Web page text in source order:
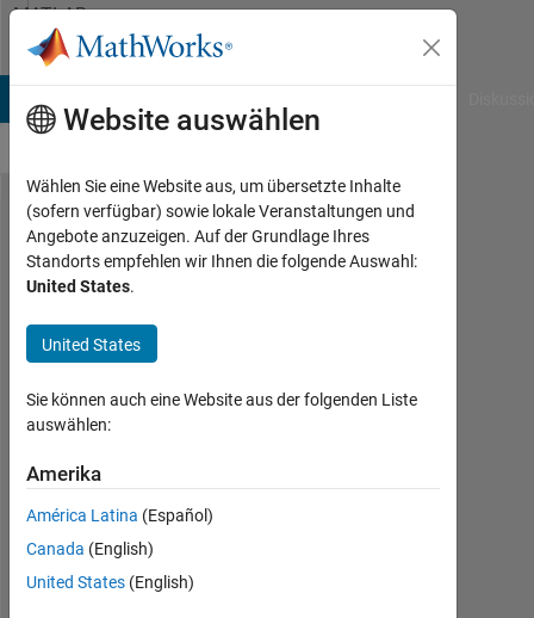
Weiter zum Inhalt
MATLAB
Answers
Split
increasing
into n
parts
multiples
of n
Konvictus177
Website auswählen
Wählen Sie eine Website aus, um übersetzte Inhalte
(sofern verfügbar) sowie lokale Veranstaltungen und
Angebote anzuzeigen. Auf der Grundlage Ihres
Standorts empfehlen wir Ihnen die folgende Auswahl:
United States.
United States
Sie können auch eine Website aus der folgenden Liste
auswählen:
Amerika
América Latina (Español)
Canada (English)
United States (English)